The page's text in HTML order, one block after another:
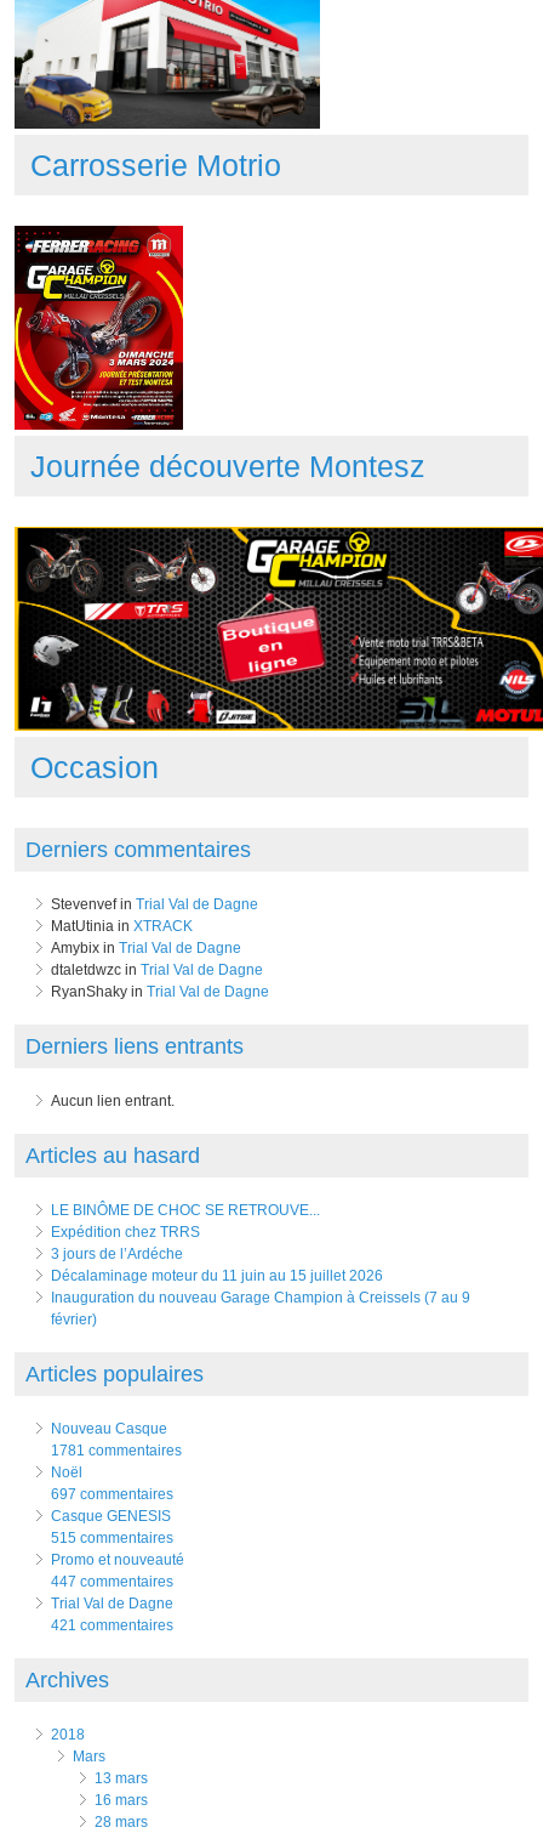
Carrosserie Motrio
Journée découverte Montesz
Occasion
Derniers commentaires
Stevenvef in Trial Val de Dagne
MatUtinia in XTRACK
Amybix in Trial Val de Dagne
dtaletdwzc in Trial Val de Dagne
RyanShaky in Trial Val de Dagne
Derniers liens entrants
Aucun lien entrant.
Articles au hasard
LE BINÔME DE CHOC SE RETROUVE...
Expédition chez TRRS
3 jours de l’Ardéche
Décalaminage moteur du 11 juin au 15 juillet 2026
Inauguration du nouveau Garage Champion à Creissels (7 au 9
février)
Articles populaires
Nouveau Casque
1781 commentaires
Noël
697 commentaires
Casque GENESIS
515 commentaires
Promo et nouveauté
447 commentaires
Trial Val de Dagne
421 commentaires
Archives
2018
mars
13 mars
16 mars
28 mars